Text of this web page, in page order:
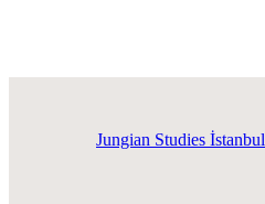
Jungian Studies İstanbul